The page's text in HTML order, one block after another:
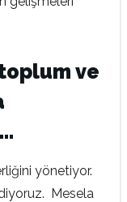
ve
yönetiyor.
Mesela